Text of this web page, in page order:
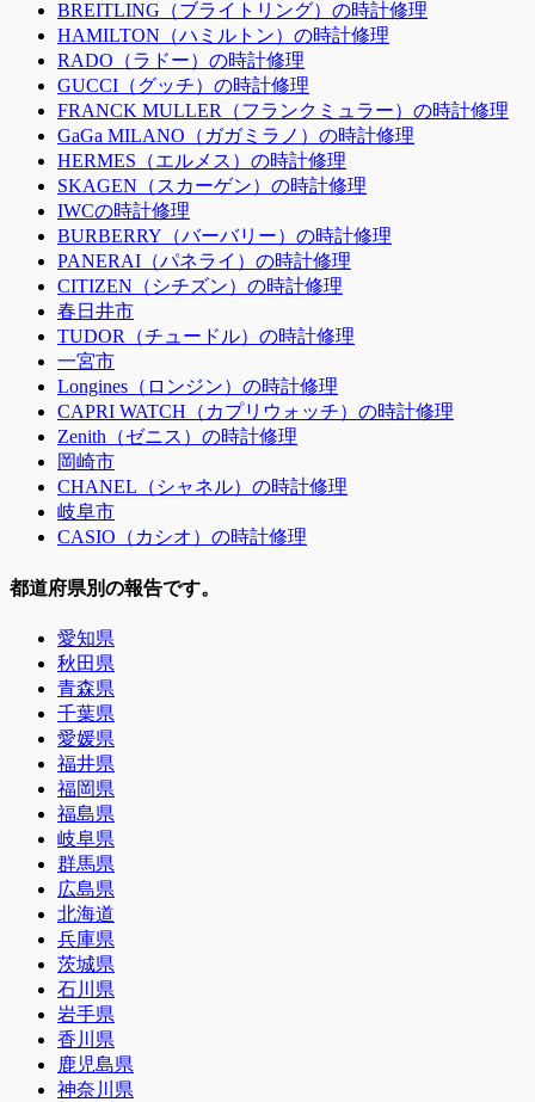
BREITLING（ブライトリング）の時計修理
HAMILTON（ハミルトン）の時計修理
RADO（ラドー）の時計修理
GUCCI（グッチ）の時計修理
FRANCK MULLER（フランクミュラー）の時計修理
GaGa MILANO（ガガミラノ）の時計修理
HERMES（エルメス）の時計修理
SKAGEN（スカーゲン）の時計修理
IWCの時計修理
BURBERRY（バーバリー）の時計修理
PANERAI（パネライ）の時計修理
CITIZEN（シチズン）の時計修理
春日井市
TUDOR（チュードル）の時計修理
一宮市
Longines（ロンジン）の時計修理
CAPRI WATCH（カプリウォッチ）の時計修理
Zenith（ゼニス）の時計修理
岡崎市
CHANEL（シャネル）の時計修理
岐阜市
CASIO（カシオ）の時計修理
都道府県別の報告です。
愛知県
秋田県
青森県
千葉県
愛媛県
福井県
福岡県
福島県
岐阜県
群馬県
広島県
北海道
兵庫県
茨城県
石川県
岩手県
香川県
鹿児島県
神奈川県